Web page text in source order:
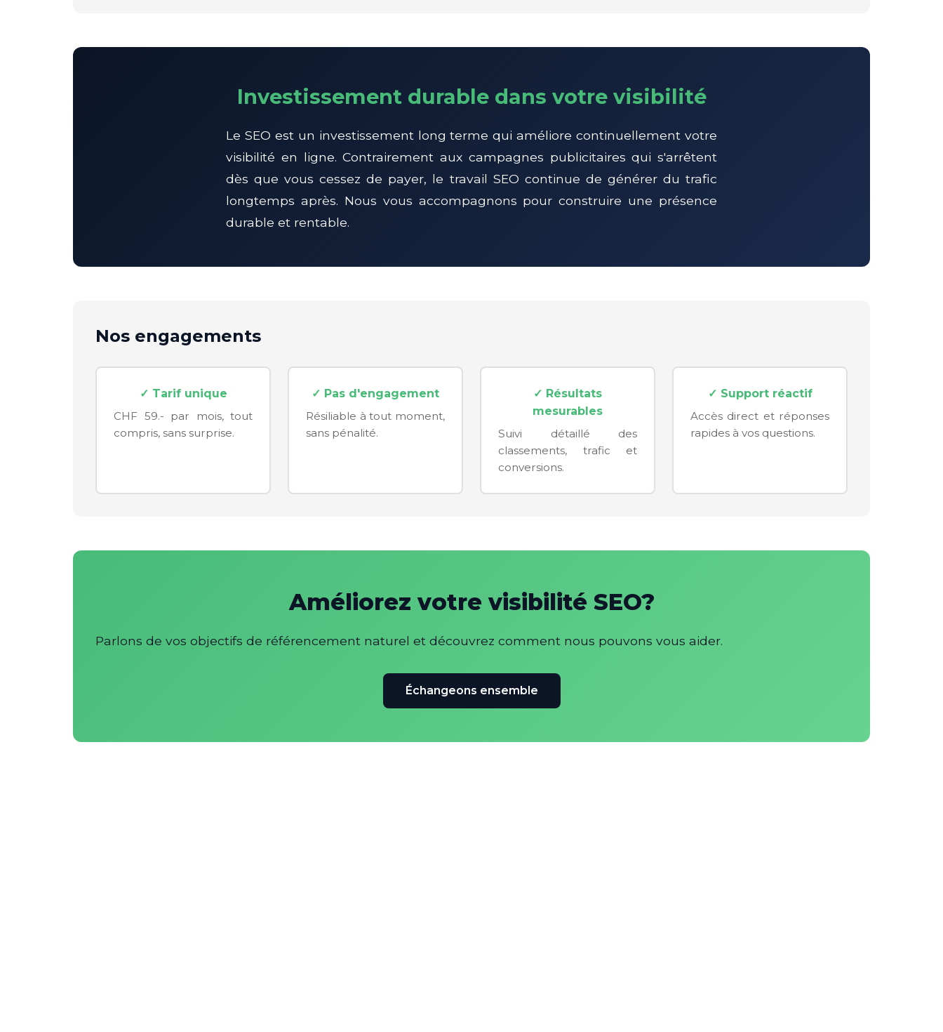
Investissement durable dans votre visibilité
Le SEO est un investissement long terme qui améliore continuellement votre
visibilité en ligne. Contrairement aux campagnes publicitaires qui s'arrêtent
dès que vous cessez de payer, le travail SEO continue de générer du trafic
longtemps après. Nous vous accompagnons pour construire une présence
durable et rentable.
Nos engagements
✓ Tarif unique
CHF 59.- par mois, tout
compris, sans surprise.
✓ Pas d'engagement
Résiliable à tout moment,
sans pénalité.
✓ Résultats
mesurables
Suivi détaillé des
classements, trafic et
conversions.
✓ Support réactif
Accès direct et réponses
rapides à vos questions.
Améliorez votre visibilité SEO?
Parlons de vos objectifs de référencement naturel et découvrez comment nous pouvons vous aider.
Échangeons ensemble